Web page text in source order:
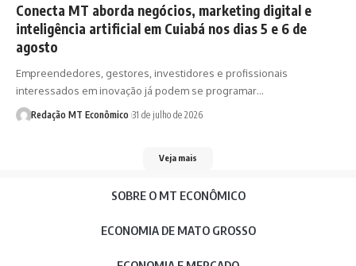
Conecta MT aborda negócios, marketing digital e
inteligência artificial em Cuiabá nos dias 5 e 6 de
agosto
Empreendedores, gestores, investidores e profissionais
interessados em inovação já podem se programar…
Redação MT Econômico 31 de julho de 2026
Veja mais
SOBRE O MT ECONÔMICO
ECONOMIA DE MATO GROSSO